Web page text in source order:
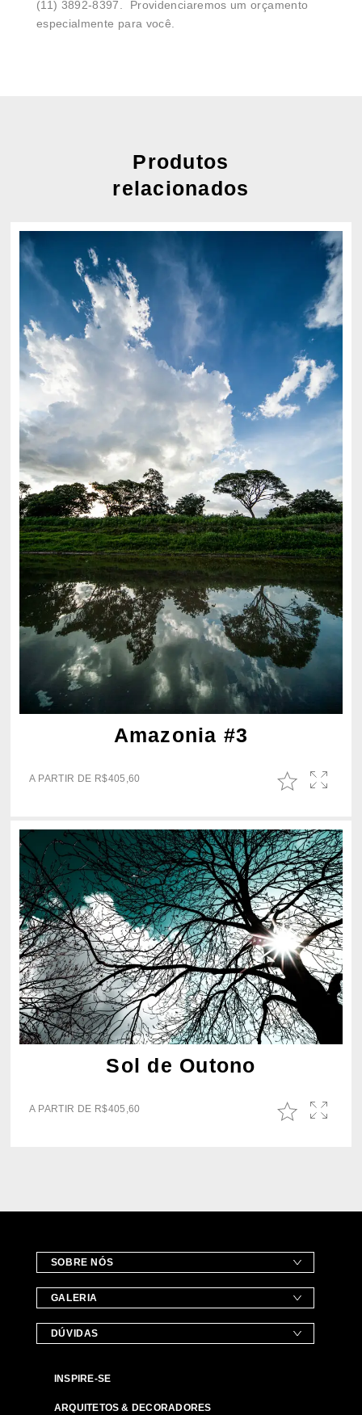
(11) 3892-8397. Providenciaremos um orçamento
especialmente para você.
Produtos
relacionados
Amazonia #3
A PARTIR DE R$405,60
Sol de Outono
A PARTIR DE R$405,60
SOBRE NÓS
GALERIA
DÚVIDAS
INSPIRE-SE
ARQUITETOS & DECORADORES